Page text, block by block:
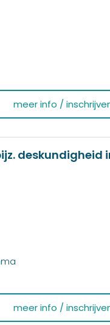
meer info /
deskundigheid
meer info /